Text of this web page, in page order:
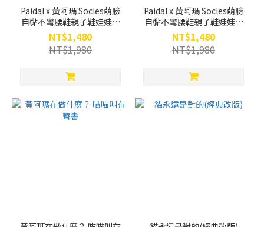
Paidal x 黃阿瑪 Socles萌臉
自黏不彎腰鞋親子鞋娃娃鞋
帆布鞋-女(親子鞋)
NT$1,480
NT$1,980
Paidal x 黃阿瑪 Socles萌臉
自黏不彎腰鞋親子鞋娃娃鞋
帆布鞋-兒童
NT$1,480
NT$1,980